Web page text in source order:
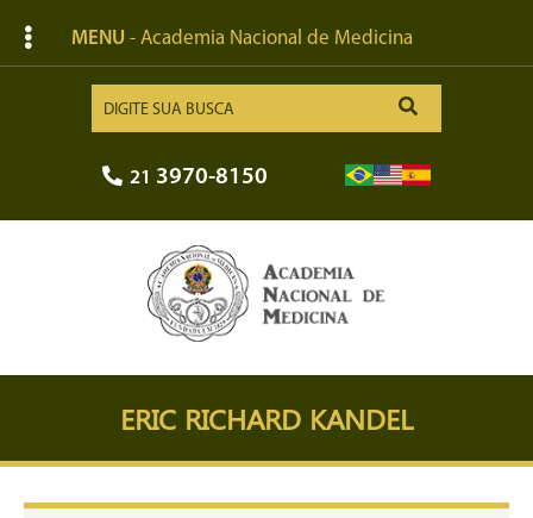
MENU - Academia Nacional de Medicina
21 3970-8150
ERIC RICHARD KANDEL